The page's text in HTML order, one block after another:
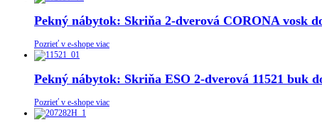
Pekný nábytok: Skriňa 2-dverová CORONA vosk
Pozrieť v e-shope viac
Pekný nábytok: Skriňa ESO 2-dverová 11521 buk
Pozrieť v e-shope viac